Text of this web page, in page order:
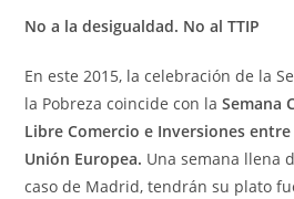
No a la desigualdad. No al TTIP
En este 2015, la celebración de la
la Pobreza coincide con laSemana
Libre Comercio e Inversiones
Unión Europea. Una semana llena
caso de Madrid, tendrán su plato